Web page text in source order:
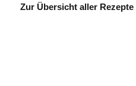
Zur Übersicht aller Rezepte